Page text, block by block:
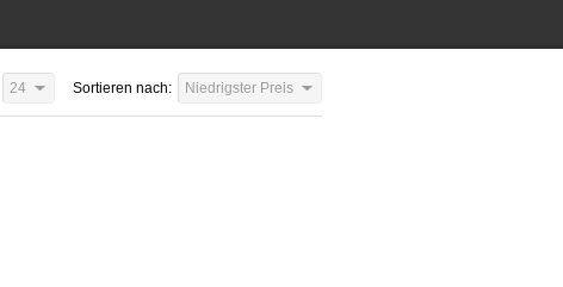
Sortieren nach: Niedrigster Preis
24